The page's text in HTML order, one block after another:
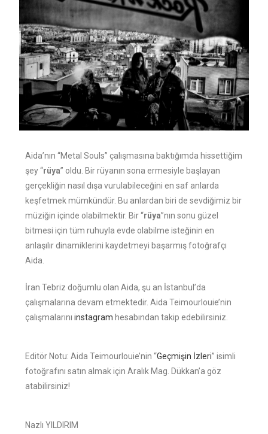
Aida’nın “Metal Souls” çalışmasına baktığımda hissettiğim
şey “rüya” oldu. Bir rüyanın sona ermesiyle başlayan
gerçekliğin nasıl dışa vurulabileceğini en saf anlarda
keşfetmek mümkündür. Bu anlardan biri de sevdiğimiz bir
müziğin içinde olabilmektir. Bir “rüya”nın sonu güzel
bitmesi için tüm ruhuyla evde olabilme isteğinin en
anlaşılır dinamiklerini kaydetmeyi başarmış fotoğrafçı
Aida.
İran Tebriz doğumlu olan Aida, şu an İstanbul’da
çalışmalarına devam etmektedir. Aida Teimourlouie’nin
çalışmalarınıinstagram hesabından takip edebilirsiniz.
Editör Notu: Aida Teimourlouie’nin “Geçmişin İzleri” isimli
fotoğrafını satın almak için Aralık Mag. Dükkan’a göz
atabilirsiniz!
Nazlı YILDIRIM